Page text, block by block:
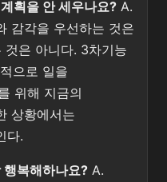
획을 안 세우나요? A.
감각을 우선하는 것은
것은 아니다. 3차기능
으로 일을
위해 지금의
상황에서는
다.
행복해하나요? A.